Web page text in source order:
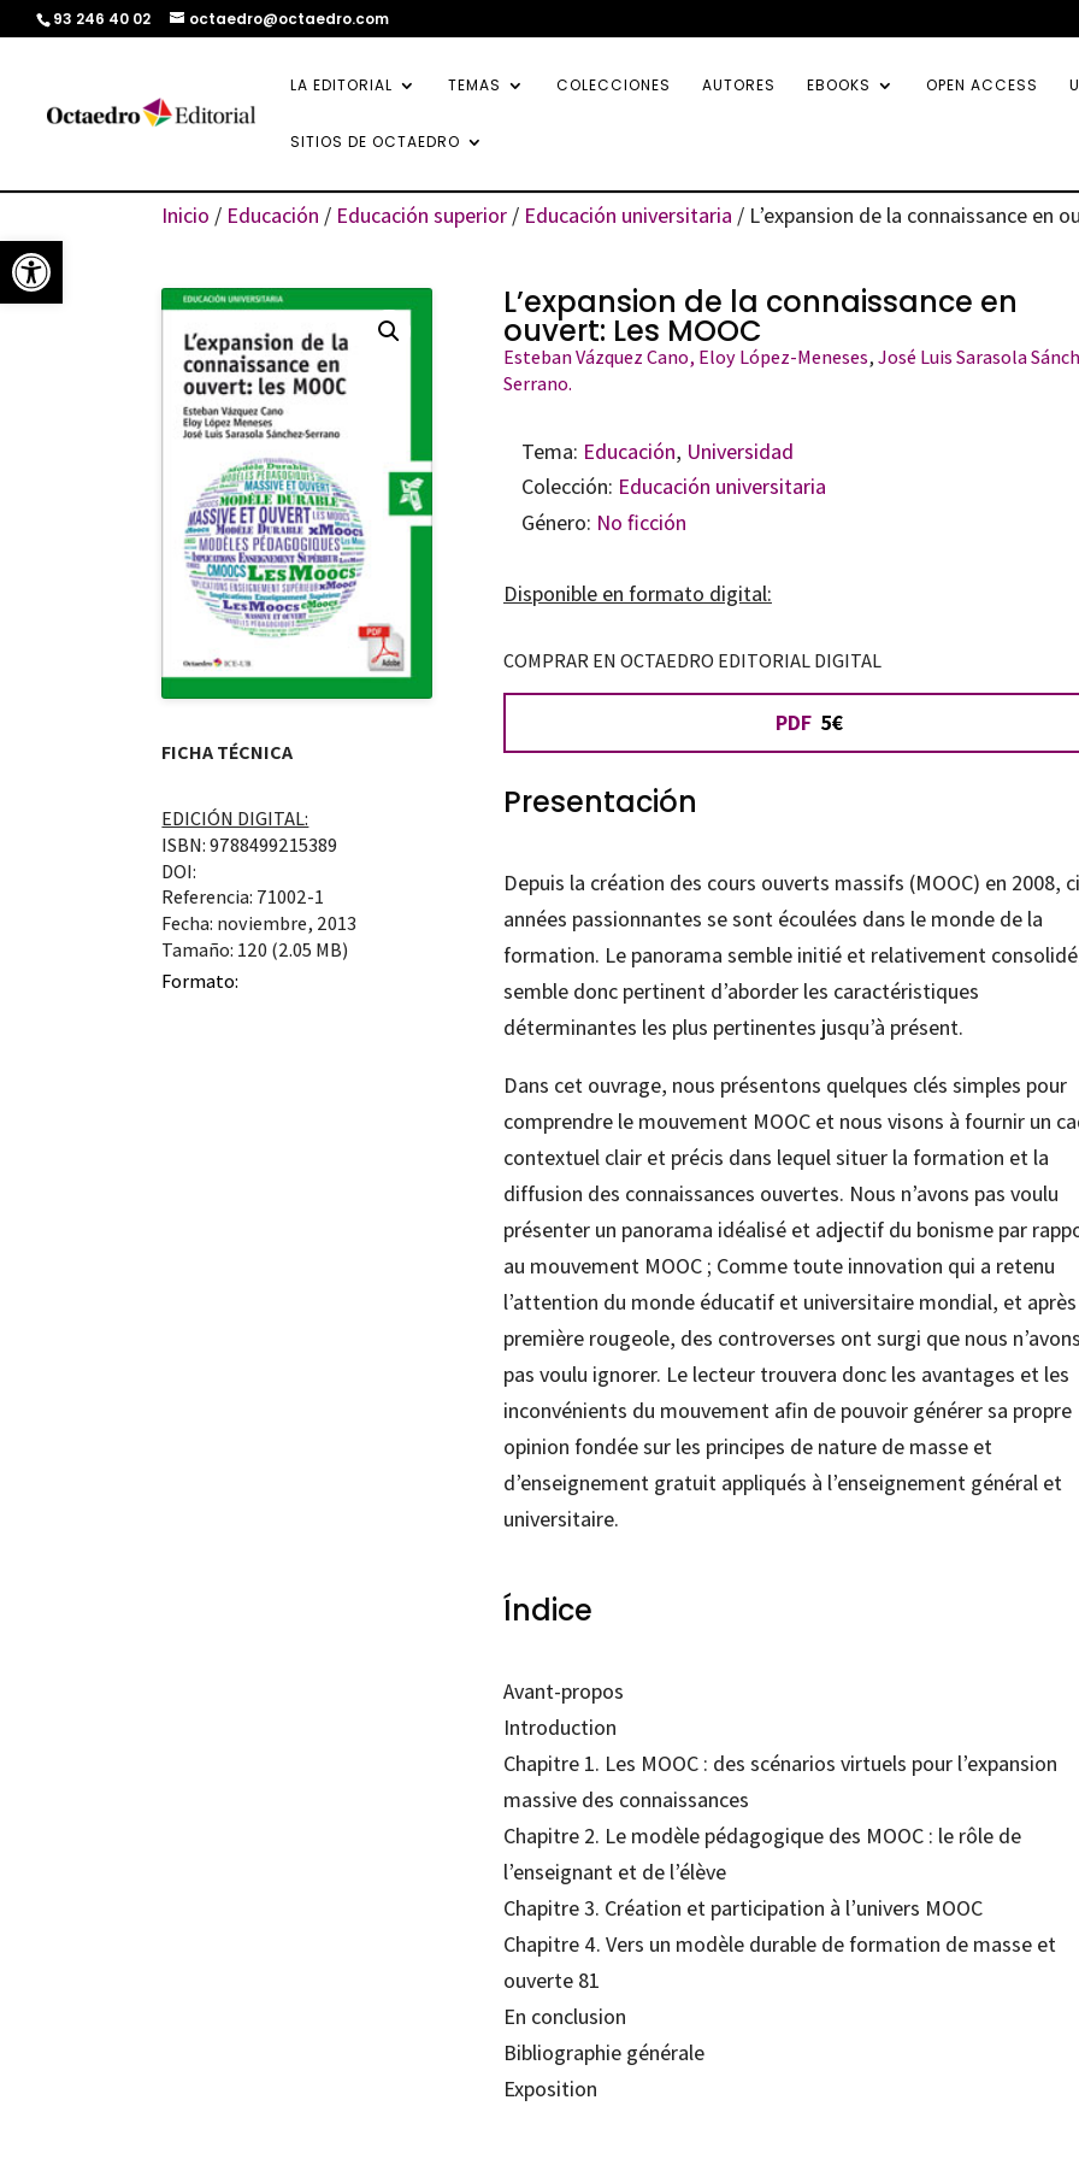
Abrir barra de herramientas
93 246 40 02 octaedro@octaedro.com
LA EDITORIAL TEMAS COLECCIONES AUTORES EBOOKS OPEN ACCESS
SITIOS DE OCTAEDRO
Inicio / Educación / Educación superior / Educación universitaria / L’expansion de la connaissance en
FICHA TÉCNICA
EDICIÓN DIGITAL:
ISBN: 9788499215389
DOI:
Referencia: 71002-1
Fecha: noviembre, 2013
Tamaño: 120 (2.05 MB)
Formato:
L’expansion de la connaissance en
ouvert: Les MOOC
Esteban Vázquez Cano, Eloy López-Meneses,José Luis Sarasola
Serrano.
Tema: Educación, Universidad
Colección: Educación universitaria
Género: No ficción
Disponible en formato digital:
COMPRAR EN OCTAEDRO EDITORIAL DIGITAL
PDF 5€
Presentación
Depuis la création des cours ouverts massifs (MOOC) en 2008,
années passionnantes se sont écoulées dans le monde de la
formation. Le panorama semble initié et relativement
semble donc pertinent d’aborder les caractéristiques
déterminantes les plus pertinentes jusqu’à présent.
Dans cet ouvrage, nous présentons quelques clés simples pour
comprendre le mouvement MOOC et nous visons à fournir un
contextuel clair et précis dans lequel situer la formation et la
diffusion des connaissances ouvertes. Nous n’avons pas voulu
présenter un panorama idéalisé et adjectif du bonisme par
au mouvement MOOC ; Comme toute innovation qui a retenu
l’attention du monde éducatif et universitaire mondial, et
première rougeole, des controverses ont surgi que nous n’avons
pas voulu ignorer. Le lecteur trouvera donc les avantages et les
inconvénients du mouvement afin de pouvoir générer sa propre
opinion fondée sur les principes de nature de masse et
d’enseignement gratuit appliqués à l’enseignement général et
universitaire.
Índice
Avant-propos
Introduction
Chapitre 1. Les MOOC : des scénarios virtuels pour l’expansion
massive des connaissances
Chapitre 2. Le modèle pédagogique des MOOC : le rôle de
l’enseignant et de l’élève
Chapitre 3. Création et participation à l’univers MOOC
Chapitre 4. Vers un modèle durable de formation de masse et
ouverte 81
En conclusion
Bibliographie générale
Exposition